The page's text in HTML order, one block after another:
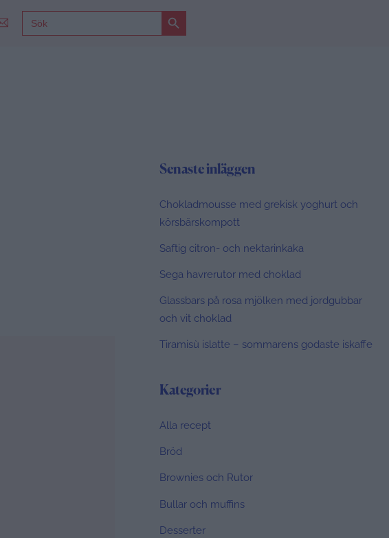
SÖK
EFTER:
Sökknapp
Senaste inläggen
Chokladmousse med grekisk yoghurt och
körsbärskompott
Saftig citron- och nektarinkaka
Sega havrerutor med choklad
Glassbars på rosa mjölken med jordgubbar
och vit choklad
Tiramisù islatte – sommarens godaste iskaffe
Kategorier
Alla recept
Bröd
Brownies och Rutor
Bullar och muffins
Desserter